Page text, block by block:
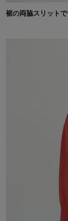
裾の両脇スリットで